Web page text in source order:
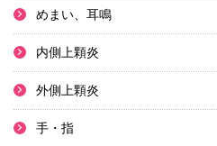
めまい、耳鳴
内側上顆炎
外側上顆炎
手・指